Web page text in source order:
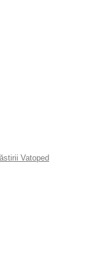
Vatoped